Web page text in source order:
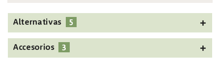
Alternativas 5
Accesorios 3